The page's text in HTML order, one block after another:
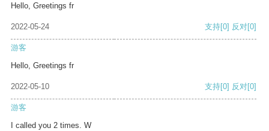
Hello, Greetings fr
2022-05-24 支持[0] 反对[0]
游客
Hello, Greetings fr
2022-05-10 支持[0] 反对[0]
游客
I called you 2 times. W